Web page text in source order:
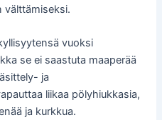
välttämiseksi.
vuoksi
se ei saastuta maaperää
ja
liikaa pölyhiukkasia,
ja kurkkua.